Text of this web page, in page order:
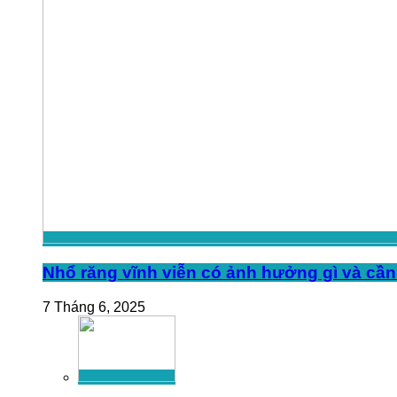
Nhổ răng vĩnh viễn có ảnh hưởng gì và
7 Tháng 6, 2025